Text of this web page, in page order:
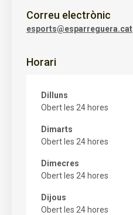
Correu electrònic
esports@esparreguera.cat
Horari
Dilluns
Obert les 24 hores
Dimarts
Obert les 24 hores
Dimecres
Obert les 24 hores
Dijous
Obert les 24 hores